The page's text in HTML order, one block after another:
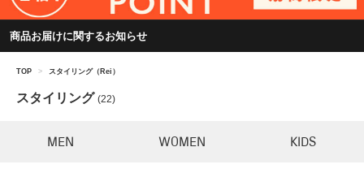
商品お届けに関するお知らせ
TOP > スタイリング（Rei）
スタイリング (22)
MEN WOMEN KIDS